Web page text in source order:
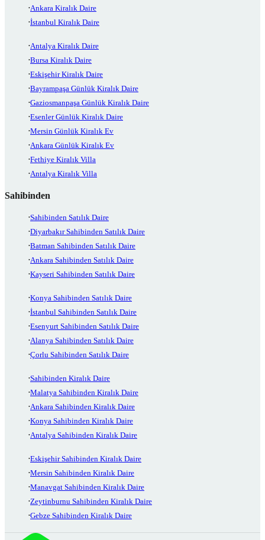
Ankara Kiralık Daire
İstanbul Kiralık Daire
Antalya Kiralık Daire
Bursa Kiralık Daire
Eskişehir Kiralık Daire
Bayrampaşa Günlük Kiralık Daire
Gaziosmanpaşa Günlük Kiralık Daire
Esenler Günlük Kiralık Daire
Mersin Günlük Kiralık Ev
Ankara Günlük Kiralık Ev
Fethiye Kiralık Villa
Antalya Kiralık Villa
Sahibinden
Sahibinden Satılık Daire
Diyarbakır Sahibinden Satılık Daire
Batman Sahibinden Satılık Daire
Ankara Sahibinden Satılık Daire
Kayseri Sahibinden Satılık Daire
Konya Sahibinden Satılık Daire
İstanbul Sahibinden Satılık Daire
Esenyurt Sahibinden Satılık Daire
Alanya Sahibinden Satılık Daire
Çorlu Sahibinden Satılık Daire
Sahibinden Kiralık Daire
Malatya Sahibinden Kiralık Daire
Ankara Sahibinden Kiralık Daire
Konya Sahibinden Kiralık Daire
Antalya Sahibinden Kiralık Daire
Eskişehir Sahibinden Kiralık Daire
Mersin Sahibinden Kiralık Daire
Manavgat Sahibinden Kiralık Daire
Zeytinburnu Sahibinden Kiralık Daire
Gebze Sahibinden Kiralık Daire